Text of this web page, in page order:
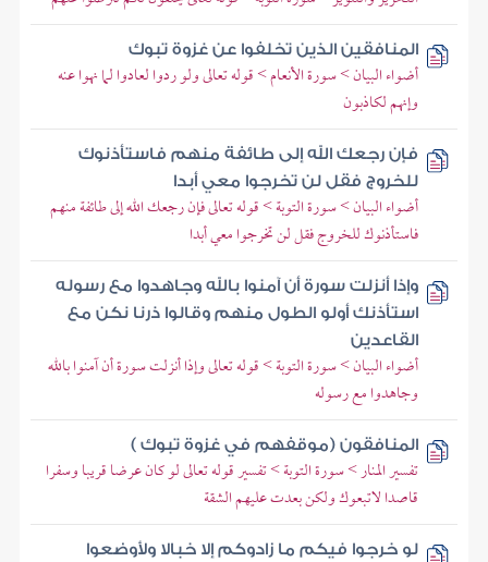
المنافقين الذين تخلفوا عن غزوة تبوك
أضواء البيان > سورة الأنعام > قوله تعالى ولو ردوا لعادوا لما نهوا عنه
وإنهم لكاذبون
فإن رجعك الله إلى طائفة منهم فاستأذنوك
للخروج فقل لن تخرجوا معي أبدا
أضواء البيان > سورة التوبة > قوله تعالى فإن رجعك الله إلى طائفة منهم
فاستأذنوك للخروج فقل لن تخرجوا معي أبدا
وإذا أنزلت سورة أن آمنوا بالله وجاهدوا مع رسوله
استأذنك أولو الطول منهم وقالوا ذرنا نكن مع
القاعدين
أضواء البيان > سورة التوبة > قوله تعالى وإذا أنزلت سورة أن آمنوا بالله
وجاهدوا مع رسوله
المنافقون (موقفهم في غزوة تبوك )
تفسير المنار > سورة التوبة > تفسير قوله تعالى لو كان عرضا قريبا وسفرا
قاصدا لاتبعوك ولكن بعدت عليهم الشقة
لو خرجوا فيكم ما زادوكم إلا خبالا ولأوضعوا